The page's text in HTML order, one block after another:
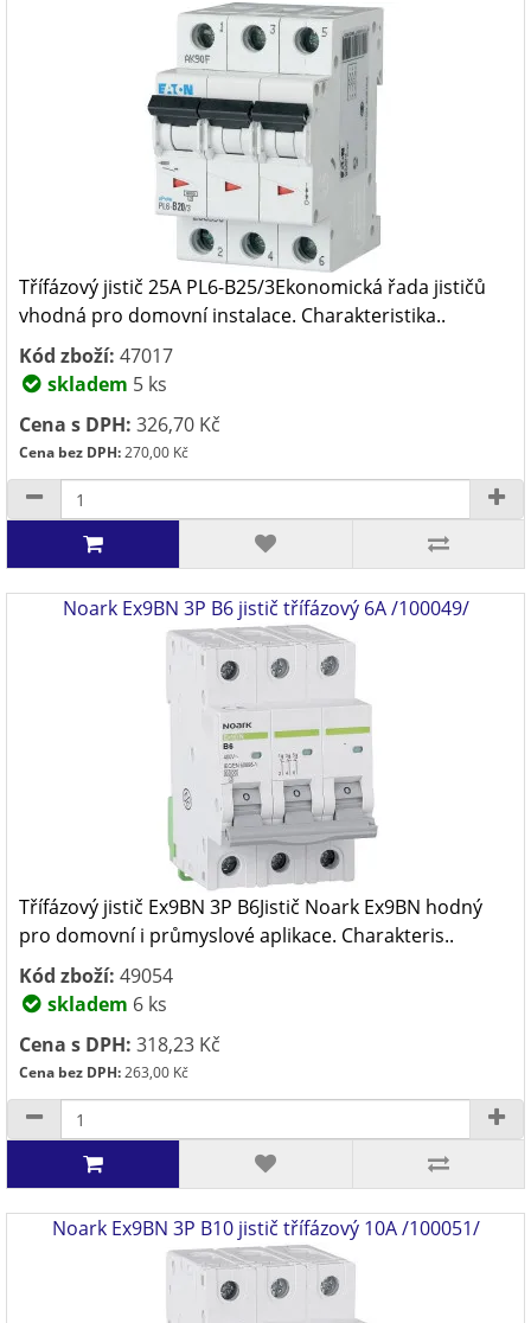
Třífázový jistič 25A PL6-B25/3Ekonomická řada jističů
vhodná pro domovní instalace. Charakteristika..
Kód zboží: 47017
skladem 5 ks
Cena s DPH: 326,70 Kč
Cena bez DPH:270,00 Kč
Noark Ex9BN 3P B6 jistič třífázový 6A /100049/
Třífázový jistič Ex9BN 3P B6Jistič Noark Ex9BN hodný
pro domovní i průmyslové aplikace. Charakteris..
Kód zboží: 49054
skladem 6 ks
Cena s DPH: 318,23 Kč
Cena bez DPH:263,00 Kč
Noark Ex9BN 3P B10 jistič třífázový 10A /100051/